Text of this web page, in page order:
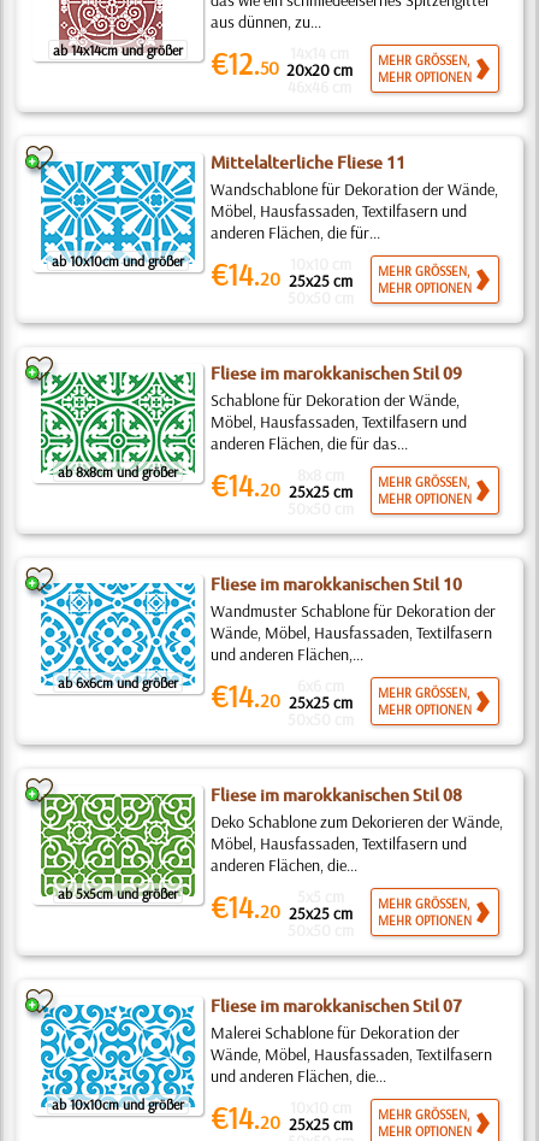
ab 14x14cm und größer
aus dünnen, zu...
€12.50 20x20 cm
MEHR GRÖSSEN,
MEHR OPTIONEN
ab 10x10cm und größer
Mittelalterliche Fliese 11
Wandschablone für Dekoration der Wände,
Möbel, Hausfassaden, Textilfasern und
anderen Flächen, die für...
€14.20 25x25 cm
MEHR GRÖSSEN,
MEHR OPTIONEN
ab 8x8cm und größer
Fliese im marokkanischen Stil 09
Schablone für Dekoration der Wände,
Möbel, Hausfassaden, Textilfasern und
anderen Flächen, die für das...
€14.20 25x25 cm
MEHR GRÖSSEN,
MEHR OPTIONEN
ab 6x6cm und größer
Fliese im marokkanischen Stil 10
Wandmuster Schablone für Dekoration der
Wände, Möbel, Hausfassaden, Textilfasern
und anderen Flächen,...
€14.20 25x25 cm
MEHR GRÖSSEN,
MEHR OPTIONEN
ab 5x5cm und größer
Fliese im marokkanischen Stil 08
Deko Schablone zum Dekorieren der Wände,
Möbel, Hausfassaden, Textilfasern und
anderen Flächen, die...
€14.20 25x25 cm
MEHR GRÖSSEN,
MEHR OPTIONEN
ab 10x10cm und größer
Fliese im marokkanischen Stil 07
Malerei Schablone für Dekoration der
Wände, Möbel, Hausfassaden, Textilfasern
und anderen Flächen, die...
€14.20 25x25 cm
MEHR GRÖSSEN,
MEHR OPTIONEN